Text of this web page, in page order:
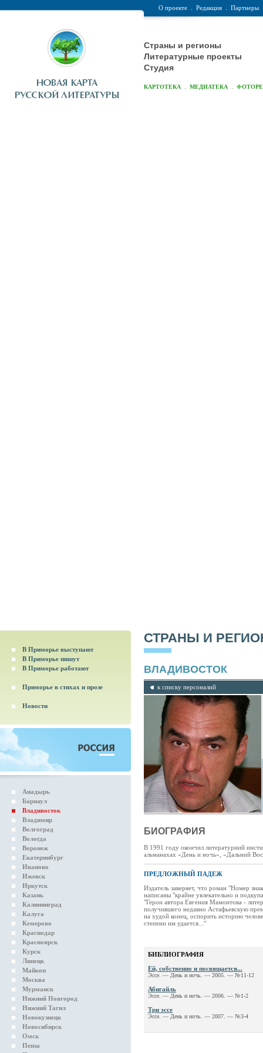
О проекте Редакция Партнеры
Страны и регионы
Литературные проекты
Студия
КАРТОТЕКА МЕДИАТЕКА
В Приморье выступают
В Приморье пишут
В Приморье работают
Приморье в стихах и прозе
Новости
Анадырь
Барнаул
Владивосток
Владимир
Волгоград
Вологда
Воронеж
Екатеринбург
Иваново
Ижевск
Иркутск
Казань
Калининград
Калуга
Кемерово
Краснодар
Красноярск
Курск
Липецк
Майкоп
Москва
Мурманск
Нижний Новгород
Нижний Тагил
Новокузнецк
Новосибирск
Омск
Пенза
СТРАНЫ И
ВЛАДИВОСТОК
к списку персоналий
БИОГРАФИЯ
В 1991 году окончил литературний
альманахах «День и ночь», «Дальний
ПРЕДЛОЖНЫЙ ПАДЕЖ
Издатель заверяет, что роман "Номер
написаны "крайне увлекательно и
"Герои автора Евгения Мамонтова -
получившего недавно Астафьевскую
на худой конец, оспорить историю
степени им удается..."
БИБЛИОГРАФИЯ
Ей, собственно и посвящается...
Эссе. — День и ночь. — 2005. — №11-12
Абигайль
Эссе. — День и ночь. — 2006. — №1-2
Три эссе
Эссе. — День и ночь. — 2007. — №3-4